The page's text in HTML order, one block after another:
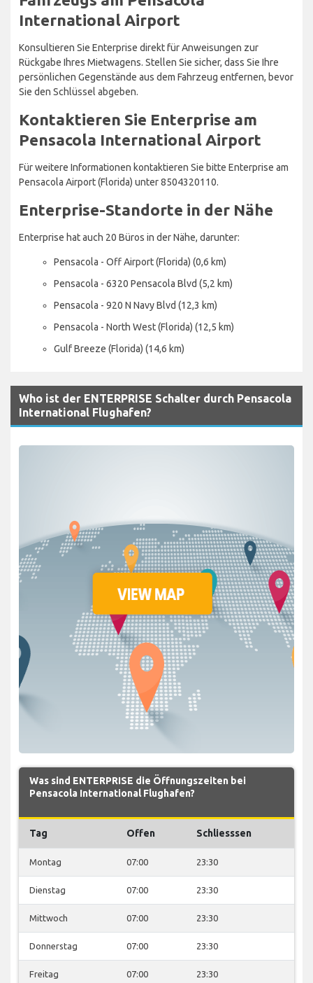
International Airport
Konsultieren Sie Enterprise direkt für Anweisungen zur
Rückgabe Ihres Mietwagens. Stellen Sie sicher, dass Sie Ihre
persönlichen Gegenstände aus dem Fahrzeug entfernen, bevor
Sie den Schlüssel abgeben.
Kontaktieren Sie Enterprise am
Pensacola International Airport
Für weitere Informationen kontaktieren Sie bitte Enterprise am
Pensacola Airport (Florida) unter 8504320110.
Enterprise-Standorte in der Nähe
Enterprise hat auch 20 Büros in der Nähe, darunter:
Pensacola - Off Airport (Florida) (0,6 km)
Pensacola - 6320 Pensacola Blvd (5,2 km)
Pensacola - 920 N Navy Blvd (12,3 km)
Pensacola - North West (Florida) (12,5 km)
Gulf Breeze (Florida) (14,6 km)
Who ist der ENTERPRISE Schalter durch Pensacola
International Flughafen?
Was sind ENTERPRISE die Öffnungszeiten bei
Pensacola International Flughafen?
Tag Offen Schliesssen
Montag 07:00 23:30
Dienstag 07:00 23:30
Mittwoch 07:00 23:30
Donnerstag 07:00 23:30
Freitag 07:00 23:30